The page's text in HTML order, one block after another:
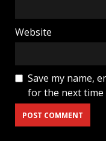
Website
Save my name,
for the next time